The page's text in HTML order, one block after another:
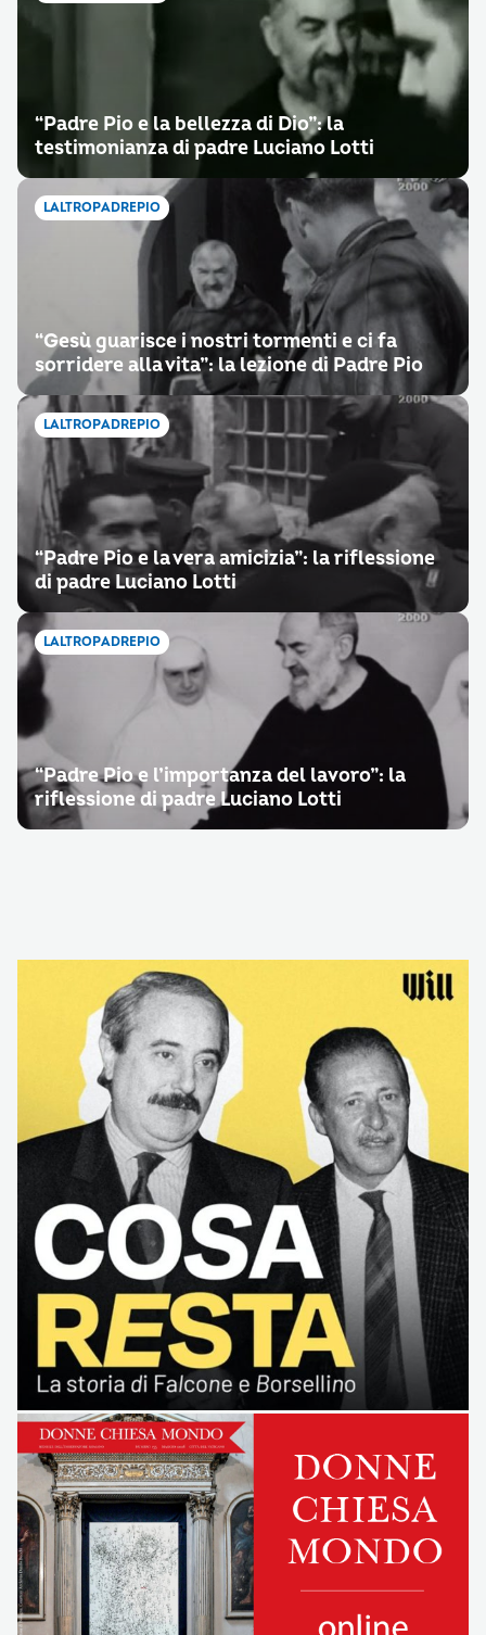
“Padre Pio e la bellezza di Dio”: la
testimonianza di padre Luciano Lotti
LALTROPADREPIO
“Gesù guarisce i nostri tormenti e ci fa
sorridere alla vita”: la lezione di Padre Pio
LALTROPADREPIO
“Padre Pio e la vera amicizia”: la riflessione
di padre Luciano Lotti
LALTROPADREPIO
“Padre Pio e l’importanza del lavoro”: la
riflessione di padre Luciano Lotti